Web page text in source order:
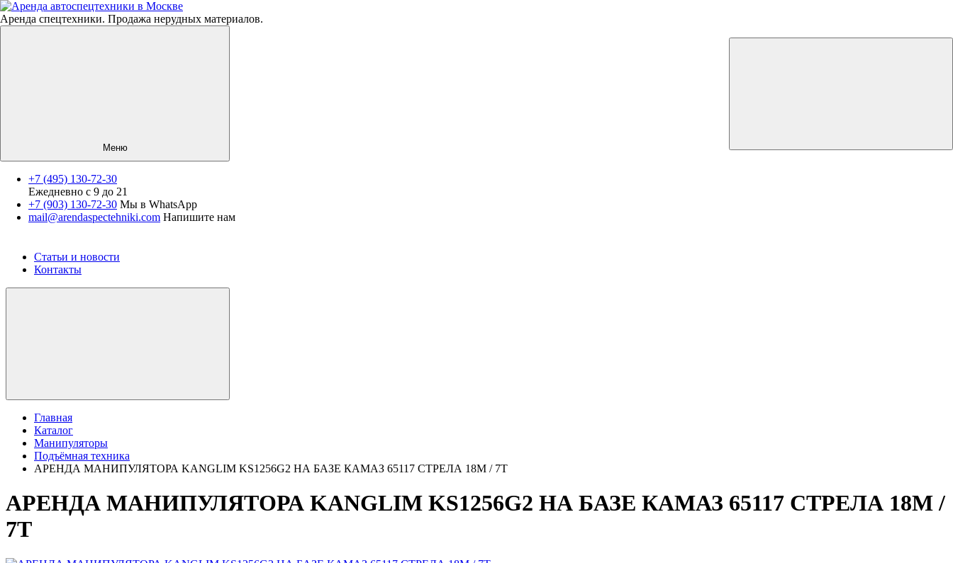
Аренда спецтехники. Продажа нерудных материалов.
Меню
+7 (495) 130-72-30
Ежедневно с 9 до 21
+7 (903) 130-72-30 Мы в WhatsApp
mail@arendaspectehniki.com Напишите нам
Нерудные материалы
Статьи и новости
Контакты
Главная
Каталог
Манипуляторы
Подъёмная техника
АРЕНДА МАНИПУЛЯТОРА KANGLIM KS1256G2 НА БАЗЕ КАМАЗ 65117 СТРЕЛА 18М / 7Т
АРЕНДА МАНИПУЛЯТОРА KANGLIM KS1256G2 НА БАЗЕ КАМАЗ 65117 СТРЕЛА 18М /
7Т